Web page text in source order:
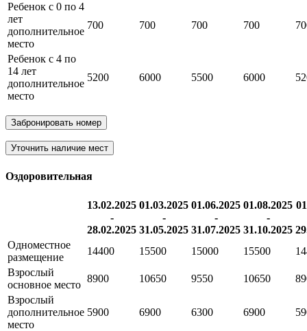
Ребенок с 0 по 4
лет
дополнительное
место
700 700 700 700
Ребенок с 4 по
14 лет
дополнительное
место
5200 6000 5500 6000
Забронировать номер
Уточнить наличие мест
Оздоровительная
13.02.2025
-
28.02.2025
01.03.2025
-
31.05.2025
01.06.2025
-
31.07.2025
01.08.2025
-
31.10.2025
Одноместное
размещение
14400 15500 15000 15500
Взрослый
основное место
8900 10650 9550 10650
Взрослый
дополнительное
место
5900 6900 6300 6900